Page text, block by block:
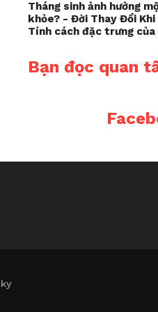
Tháng sinh ảnh hưởng
khỏe? - Đời Thay Đổi
Tính cách đặc trưng của
Bạn đọc quan